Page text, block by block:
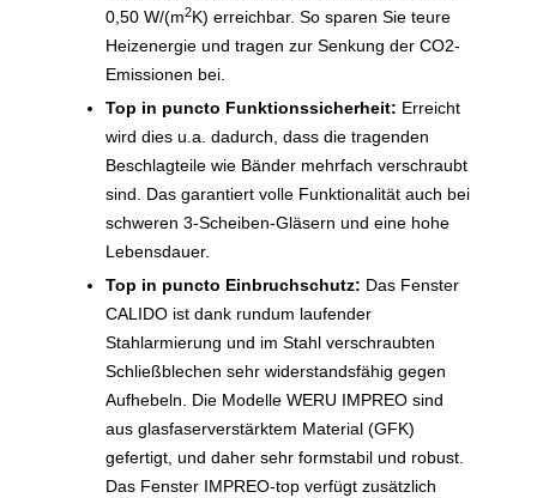
0,50 W/(m2K) erreichbar. So sparen Sie teure
Heizenergie und tragen zur Senkung der CO2-
Emissionen bei.
Top in puncto Funktionssicherheit: Erreicht
wird dies u.a. dadurch, dass die tragenden
Beschlagteile wie Bänder mehrfach verschraubt
sind. Das garantiert volle Funktionalität auch bei
schweren 3-Scheiben-Gläsern und eine hohe
Lebensdauer.
Top in puncto Einbruchschutz: Das Fenster
CALIDO ist dank rundum laufender
Stahlarmierung und im Stahl verschraubten
Schließblechen sehr widerstandsfähig gegen
Aufhebeln. Die Modelle WERU IMPREO sind
aus glasfaserverstärktem Material (GFK)
gefertigt, und daher sehr formstabil und robust.
Das Fenster IMPREO-top verfügt zusätzlich